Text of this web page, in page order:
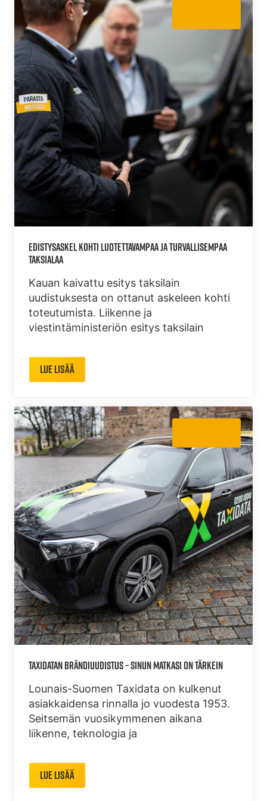
EDISTYSASKEL KOHTI LUOTETTAVAMPAA JA TURVALLISEMPAA
TAKSIALAA
Kauan kaivattu esitys taksilain
uudistuksesta on ottanut askeleen kohti
toteutumista. Liikenne ja
viestintäministeriön esitys taksilain
Lue lisää
TAXIDATAN BRÄNDIUUDISTUS – SINUN MATKASI ON TÄRKEIN
Lounais-Suomen Taxidata on kulkenut
asiakkaidensa rinnalla jo vuodesta 1953.
Seitsemän vuosikymmenen aikana
liikenne, teknologia ja
Lue lisää